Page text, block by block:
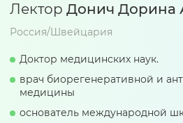
Лектор Донич Дорина
Россия/Швейцария
Доктор медицинских наук.
врач биорегенеративной и
медицины
основатель международной